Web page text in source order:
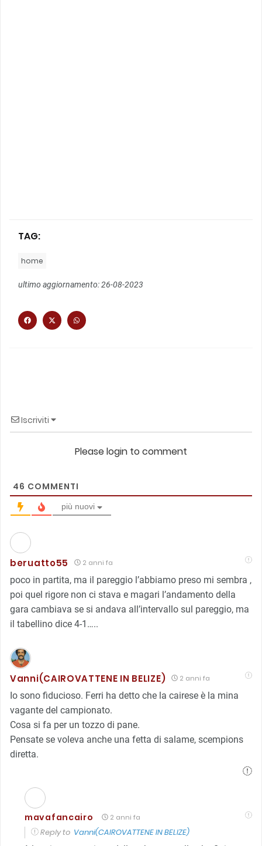
TAG:
home
ultimo aggiornamento: 26-08-2023
Iscriviti
Please login to comment
46 COMMENTI
più nuovi
beruatto55 2 anni fa
poco in partita, ma il pareggio l’abbiamo preso mi sembra ,
poi quel rigore non ci stava e magari l’andamento della
gara cambiava se si andava all’intervallo sul pareggio, ma
il tabellino dice 4-1…..
Vanni(CAIROVATTENE IN BELIZE) 2 anni fa
Io sono fiducioso. Ferri ha detto che la cairese è la mina
vagante del campionato.
Cosa si fa per un tozzo di pane.
Pensate se voleva anche una fetta di salame, scempions
diretta.
mavafancairo 2 anni fa
Reply to Vanni(CAIROVATTENE IN BELIZE)